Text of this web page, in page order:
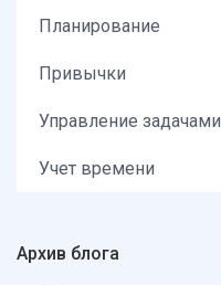
Планирование
Привычки
Управление задачами
Учет времени
Архив блога